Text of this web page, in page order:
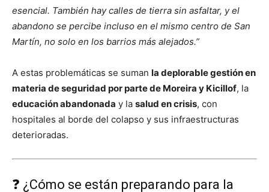
esencial. También hay calles de tierra sin asfaltar, y el
abandono se percibe incluso en el mismo centro de San
Martín, no solo en los barrios más alejados.”
A estas problemáticas se suman la deplorable gestión en
materia de seguridad por parte de Moreira y Kicillof, la
educación abandonada y la salud en crisis, con
hospitales al borde del colapso y sus infraestructuras
deterioradas.
❓ ¿Cómo se están preparando para la